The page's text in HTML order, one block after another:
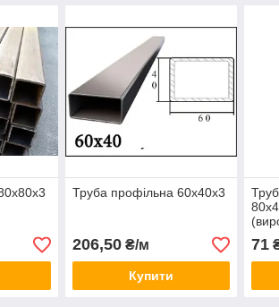
Труба профільна 60x40x3
206,50₴/м
Купити
71